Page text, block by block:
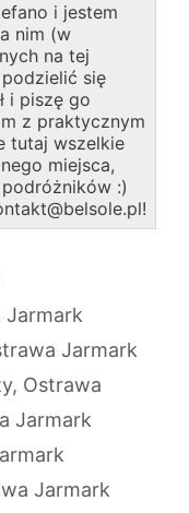
i jestem
nim (w
na tej
się
i piszę go
z praktycznym
tutaj wszelkie
miejsca,
:)
Jarmark
Jarmark
, Ostrawa
Jarmark
Jarmark